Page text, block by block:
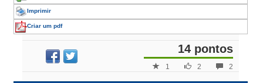
Imprimir
Criar um pdf
14 pontos
2
2
1